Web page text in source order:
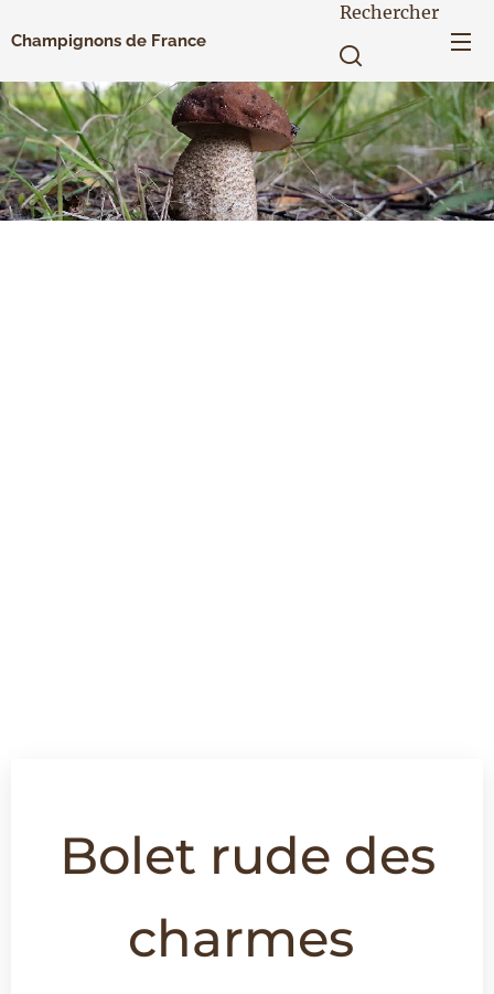
Champignons de France
Rechercher
Bolet rude des
charmes